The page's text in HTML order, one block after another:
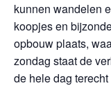
kunnen wandelen
koopjes en
opbouw plaats,
zondag staat de
de hele dag